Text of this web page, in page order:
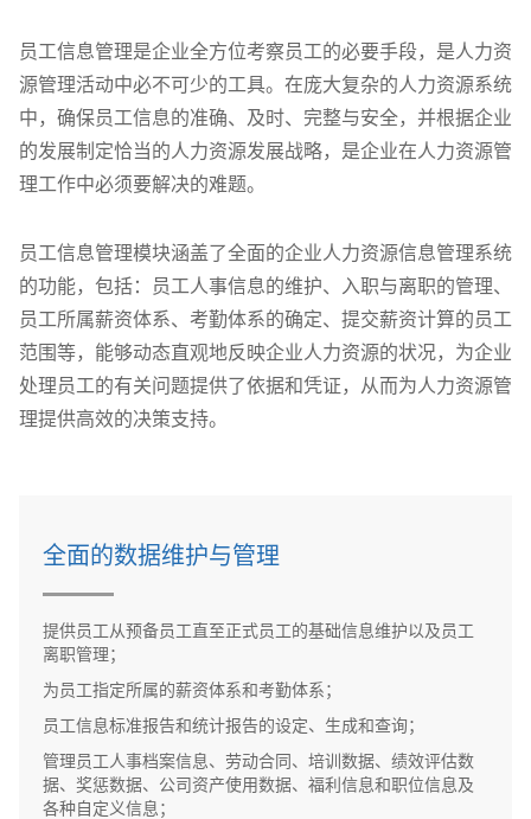
员工信息管理是企业全方位考察员工的必要手段，是人力资
源管理活动中必不可少的工具。在庞大复杂的人力资源系统
中，确保员工信息的准确、及时、完整与安全，并根据企业
的发展制定恰当的人力资源发展战略，是企业在人力资源管
理工作中必须要解决的难题。
员工信息管理模块涵盖了全面的企业人力资源信息管理系统
的功能，包括：员工人事信息的维护、入职与离职的管理、
员工所属薪资体系、考勤体系的确定、提交薪资计算的员工
范围等，能够动态直观地反映企业人力资源的状况，为企业
处理员工的有关问题提供了依据和凭证，从而为人力资源管
理提供高效的决策支持。
全面的数据维护与管理
提供员工从预备员工直至正式员工的基础信息维护以及员工
离职管理；
为员工指定所属的薪资体系和考勤体系；
员工信息标准报告和统计报告的设定、生成和查询；
管理员工人事档案信息、劳动合同、培训数据、绩效评估数
据、奖惩数据、公司资产使用数据、福利信息和职位信息及
各种自定义信息；